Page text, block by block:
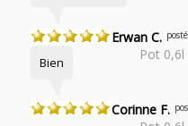
Erwan C.
Pot
Bien
Corinne F.